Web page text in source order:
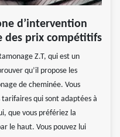
d’intervention
des prix compétitifs
Z.T, qui est un
qu’il propose les
de cheminée. Vous
qui sont adaptées à
que vous préfériez la
le haut. Vous pouvez lui